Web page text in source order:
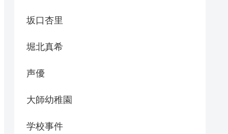
坂口杏里
堀北真希
声優
大師幼稚園
学校事件